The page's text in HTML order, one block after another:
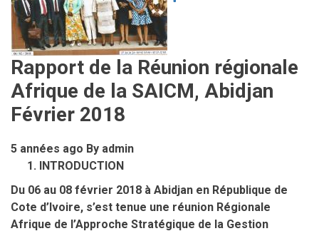
Rapport de la Réunion régionale
Afrique de la SAICM, Abidjan
Février 2018
5 années ago By admin
INTRODUCTION
Du 06 au 08 février 2018 à Abidjan en République de
Cote d’Ivoire, s’est tenue une réunion Régionale
Afrique de l’Approche Stratégique de la Gestion